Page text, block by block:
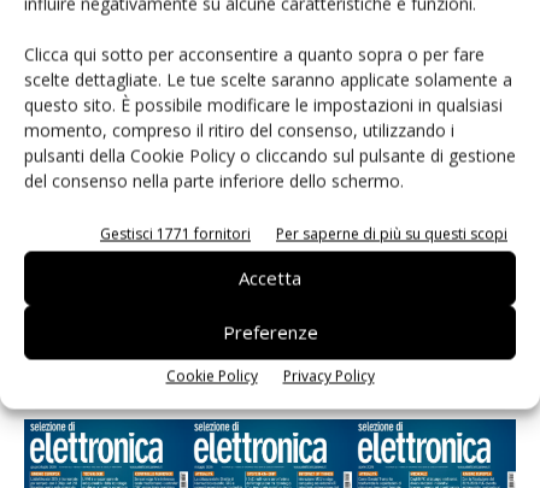
Clicca qui sotto per acconsentire a quanto sopra o per fare
scelte dettagliate. Le tue scelte saranno applicate solamente a
questo sito. È possibile modificare le impostazioni in qualsiasi
momento, compreso il ritiro del consenso, utilizzando i
pulsanti della Cookie Policy o cliccando sul pulsante di gestione
del consenso nella parte inferiore dello schermo.
Gestisci 1771 fornitori Per saperne di più su questi scopi
Accetta
Preferenze
Cookie Policy Privacy Policy
Salva il mio nome, email e sito web in questo browser per i
prossimi commenti.
Selezione di elettronica